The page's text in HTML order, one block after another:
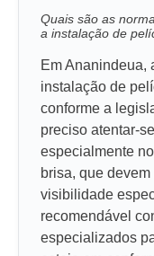
Quais são as
a instalação de
Em Ananindeua,
instalação de
conforme a
preciso atentar-
especialmente
brisa, que
visibilidade
recomendável
especializados